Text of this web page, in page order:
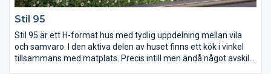
Stil 95
Stil 95 är ett H-format hus med tydlig uppdelning mellan vila
och samvaro. I den aktiva delen av huset finns ett kök i vinkel
tillsammans med matplats. Precis intill men ändå något avskilt